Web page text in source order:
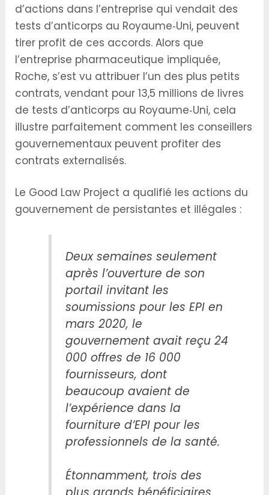
d’actions dans l’entreprise qui vendait des
tests d’anticorps au Royaume‑Uni, peuvent
tirer profit de ces accords. Alors que
l’entreprise pharmaceutique impliquée,
Roche, s’est vu attribuer l’un des plus petits
contrats, vendant pour 13,5 millions de livres
de tests d’anticorps au Royaume‑Uni, cela
illustre parfaitement comment les conseillers
gouvernementaux peuvent profiter des
contrats externalisés.
Le Good Law Project a qualifié les actions du
gouvernement de persistantes et illégales :
Deux semaines seulement
après l’ouverture de son
portail invitant les
soumissions pour les EPI en
mars 2020, le
gouvernement avait reçu 24
000 offres de 16 000
fournisseurs, dont
beaucoup avaient de
l’expérience dans la
fourniture d’EPI pour les
professionnels de la santé.
Étonnamment, trois des